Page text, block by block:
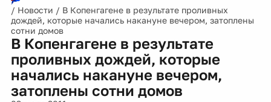
/ Новости / В Копенгагене в результате проливных
дождей, которые начались накануне вечером, затоплены
сотни домов
В Копенгагене в результате
проливных дождей, которые
начались накануне вечером,
затоплены сотни домов